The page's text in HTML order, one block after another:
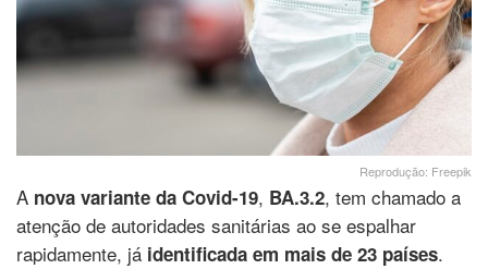
Reprodução: Freepik
A nova variante da Covid-19, BA.3.2, tem chamado a
atenção de autoridades sanitárias ao se espalhar
rapidamente, já identificada em mais de 23 países.